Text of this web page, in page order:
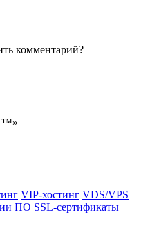
комментарий?
VIP-хостинг VDS/VPS
ПО SSL-сертификаты